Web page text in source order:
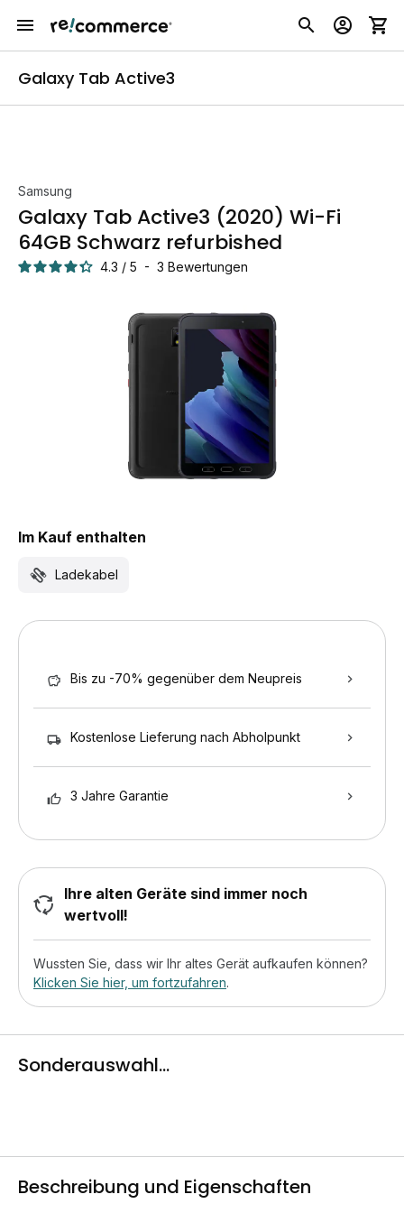
Galaxy Tab Active3
Samsung
Galaxy Tab Active3 (2020) Wi-Fi
64GB Schwarz refurbished
4.3 / 5 - 3 Bewertungen
Im Kauf enthalten
Ladekabel
Bis zu -70% gegenüber dem Neupreis
Kostenlose Lieferung nach Abholpunkt
3 Jahre Garantie
Ihre alten Geräte sind immer noch
wertvoll!
Wussten Sie, dass wir Ihr altes Gerät aufkaufen können?
Klicken Sie hier, um fortzufahren.
Sonderauswahl...
Beschreibung und Eigenschaften